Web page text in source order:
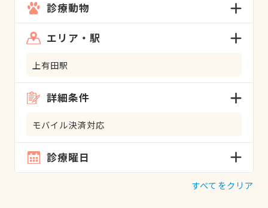
診療動物
エリア・駅
上有田駅
詳細条件
モバイル決済対応
診療曜日
すべてをクリア